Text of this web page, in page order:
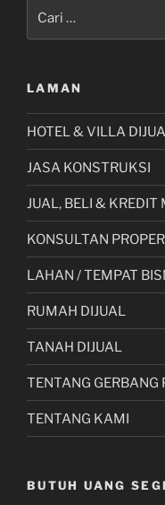
LAMAN
HOTEL & VILLA
JASA KONSTRUKSI
JUAL, BELI & KREDIT
KONSULTAN
LAHAN / TEMPAT
RUMAH DIJUAL
TANAH DIJUAL
TENTANG GERBANG
TENTANG KAMI
BUTUH UANG